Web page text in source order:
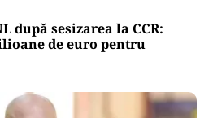
după sesizarea la CCR:
de euro pentru